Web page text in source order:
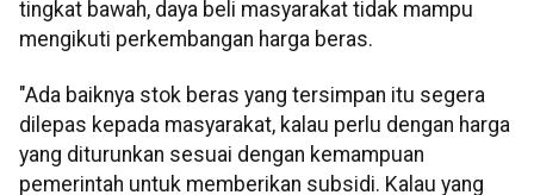
tingkat bawah, daya beli masyarakat tidak mampu
mengikuti perkembangan harga beras.
"Ada baiknya stok beras yang tersimpan itu segera
dilepas kepada masyarakat, kalau perlu dengan harga
yang diturunkan sesuai dengan kemampuan
pemerintah untuk memberikan subsidi. Kalau yang